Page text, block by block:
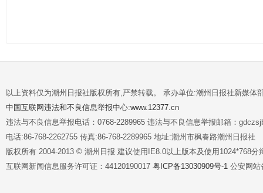
以上资料仅为潮州日报社版权所有,严禁转载。 承办单位:潮州日报社新媒体
中国互联网违法和不良信息举报中心:www.12377.cn
违法与不良信息举报电话：0768-2289965 违法与不良信息举报邮箱：
电话:86-768-2262755 传真:86-768-2289965 地址:潮州市枫春路潮州日报社
版权所有 2004-2013 © 潮州日报 建议使用IE8.0以上版本及使用1024*768分
互联网新闻信息服务许可证：44120190017 粤ICP备13030909号-1 公安网站